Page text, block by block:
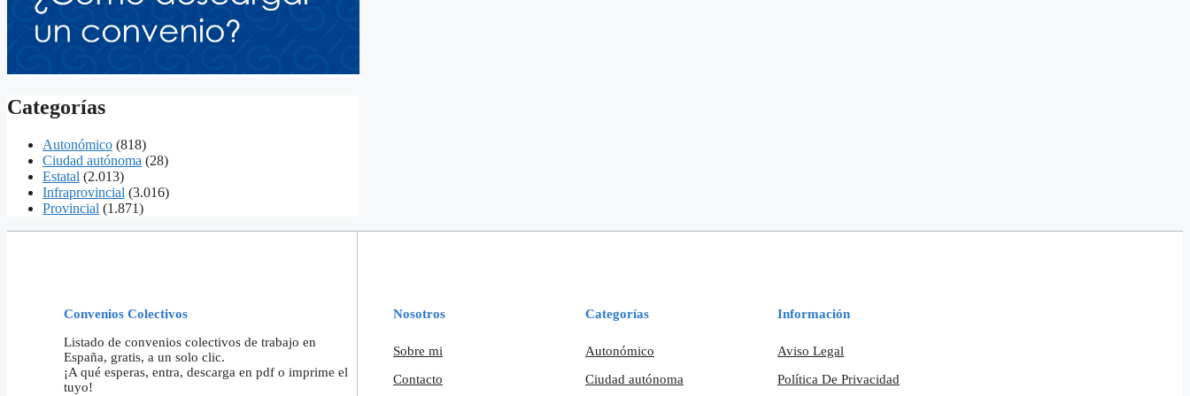
Categorías
Autonómico (818)
Ciudad autónoma (28)
Estatal (2.013)
Infraprovincial (3.016)
Provincial (1.871)
Convenios Colectivos
Listado de convenios colectivos de trabajo en
España, gratis, a un solo clic.
¡A qué esperas, entra, descarga en pdf o imprime el
tuyo!
Nosotros
Sobre mi
Contacto
Categorías
Autonómico
Ciudad autónoma
Información
Aviso Legal
Política De Privacidad